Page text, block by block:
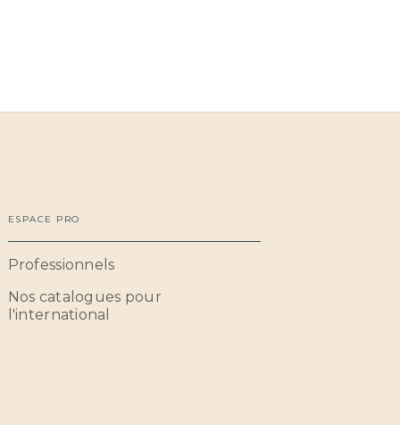
ESPACE PRO
Professionnels
Nos catalogues pour
l'international